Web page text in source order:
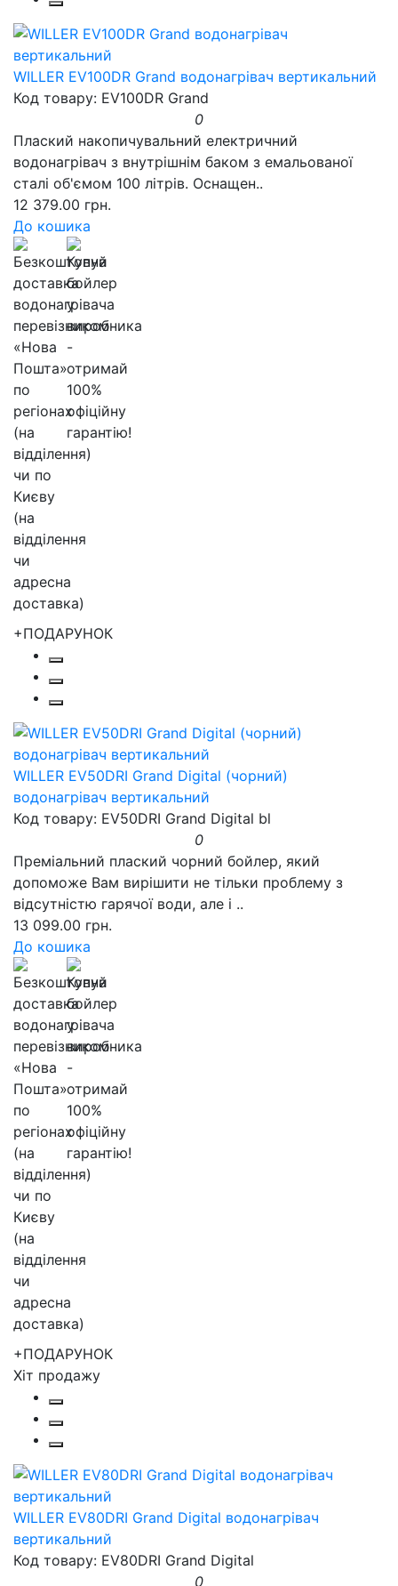
WILLER EV100DR Grand водонагрівач вертикальний
Код товару: EV100DR Grand
0
Плаский накопичувальний електричний
водонагрівач з внутрішнім баком з емальованої
сталі об'ємом 100 літрів. Оснащен..
12 379.00 грн.
До кошика
+ПОДАРУНОК
WILLER EV50DRI Grand Digital (чорний)
водонагрівач вертикальний
Код товару: EV50DRI Grand Digital bl
0
Преміальний плаский чорний бойлер, який
допоможе Вам вирішити не тільки проблему з
відсутністю гарячої води, але і ..
13 099.00 грн.
До кошика
+ПОДАРУНОК
Хіт продажу
WILLER EV80DRI Grand Digital водонагрівач
вертикальний
Код товару: EV80DRI Grand Digital
0